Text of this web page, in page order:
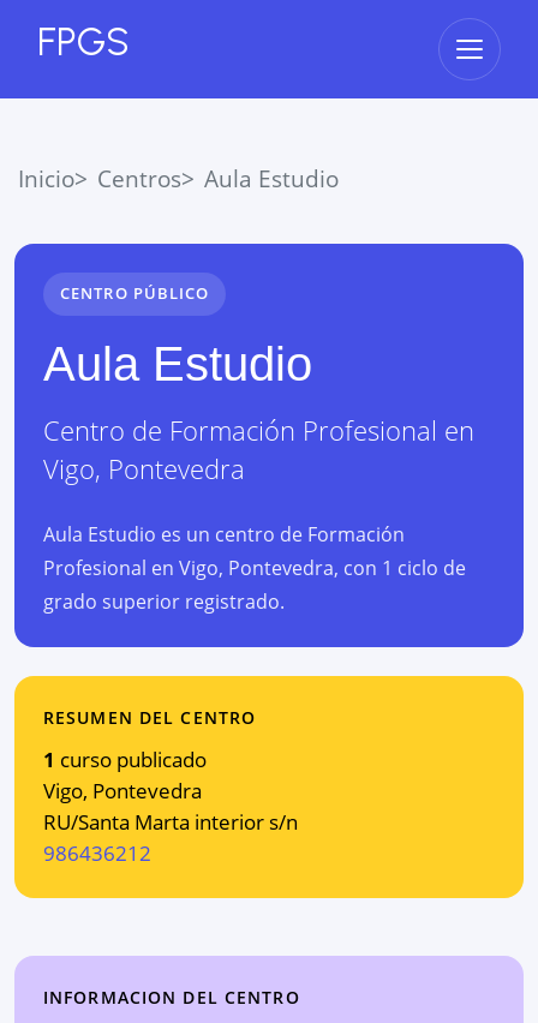
FPGS Abrir
Inicio Centros Aula Estudio
CENTRO PÚBLICO
Aula Estudio
Centro de Formación Profesional en
Vigo, Pontevedra
Aula Estudio es un centro de Formación
Profesional en Vigo, Pontevedra, con 1 ciclo de
grado superior registrado.
RESUMEN DEL CENTRO
1 curso publicado
Vigo, Pontevedra
RU/Santa Marta interior s/n
986436212
INFORMACION DEL CENTRO